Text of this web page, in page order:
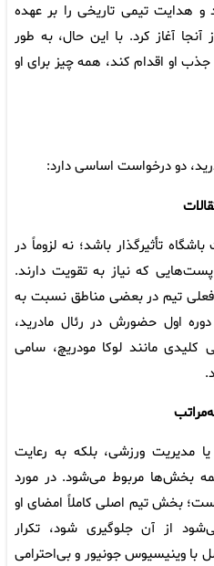
و هدایت تیمی تاریخی را بر عهده
آغاز کرد. با این حال، به طور
جذب او اقدام کند، همه چیز برای او
دو درخواست اساسی دارد:
تأثیرگذار باشد؛ نه لزوماً در
که نیاز به تقویت دارند.
تیم در بعضی مناطق نسبت به
اول حضورش در رئال مادرید،
کلیدی مانند لوکا مودریچ، سامی
مدیریت ورزشی، بلکه به رعایت
بخش‌ها مربوط می‌شود. در مورد
بخش تیم اصلی کاملاً امضای او
از آن جلوگیری شود، تکرار
وینیسیوس جونیور و بی‌احترامی